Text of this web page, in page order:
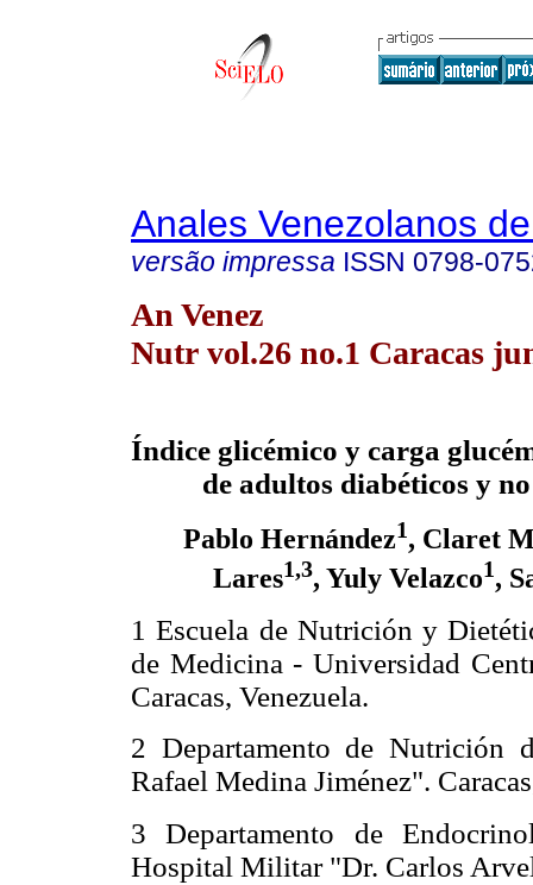
Anales Venezolanos
versão impressa ISSN 0798-
An Venez
Nutr vol.26 no.1 Caracas
Índice glicémico y carga
de adultos diabéticos y
Pablo Hernández1, Claret
Lares1,3, Yuly Velazco1,
1 Escuela de Nutrición y
de Medicina - Universidad
Caracas, Venezuela.
2 Departamento de Nutrición
Rafael Medina Jiménez".
3 Departamento de
Hospital Militar "Dr. Carlos